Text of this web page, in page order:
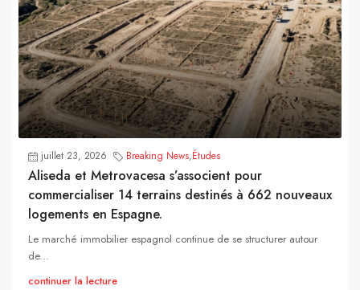
juillet 23, 2026 Breaking News,Études
Aliseda et Metrovacesa s’associent pour
commercialiser 14 terrains destinés à 662 nouveaux
logements en Espagne.
Le marché immobilier espagnol continue de se structurer autour
de...
continuer la lecture